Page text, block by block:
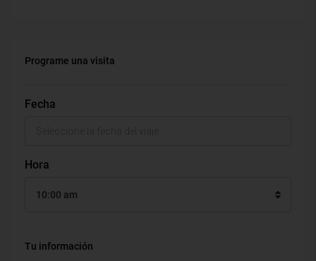
Programe una visita
Fecha
Hora
10:00 am
Tu información